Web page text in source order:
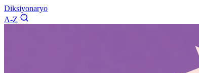
Diksiyonaryo
A-Z